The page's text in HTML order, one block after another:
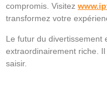
compromis. Visitez
transformez votre
Le futur du divertissement
extraordinairement riche.
saisir.